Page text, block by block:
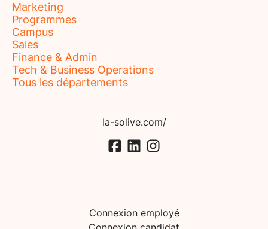
Marketing
Programmes
Campus
Sales
Finance & Admin
Tech & Business Operations
Tous les départements
la-solive.com/
Connexion employé